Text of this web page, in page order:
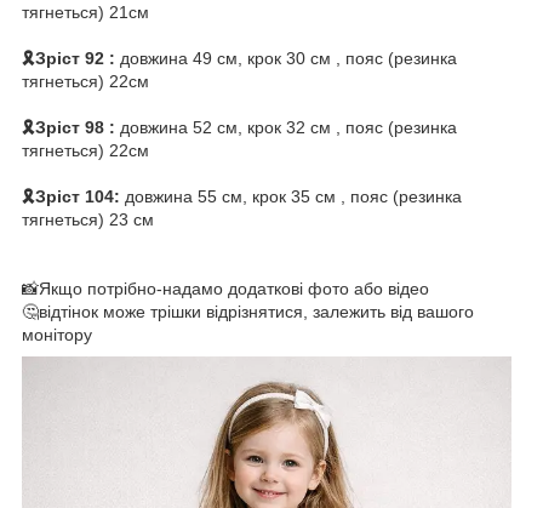
тягнеться) 21см
🎗️Зріст 92 : довжина 49 см, крок 30 см , пояс (резинка
тягнеться) 22см
🎗️Зріст 98 : довжина 52 см, крок 32 см , пояс (резинка
тягнеться) 22см
🎗️Зріст 104: довжина 55 см, крок 35 см , пояс (резинка
тягнеться) 23 см
📸Якщо потрібно-надамо додаткові фото або відео
🤔відтінок може трішки відрізнятися, залежить від вашого
монітору